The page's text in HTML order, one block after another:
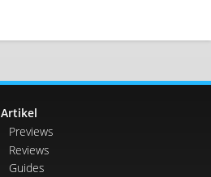
Artikel
Previews
Reviews
Guides